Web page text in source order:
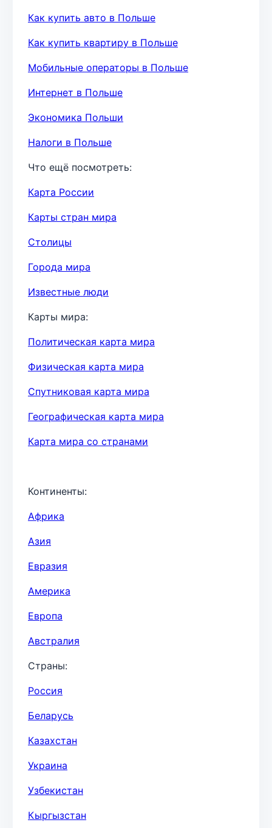
Как купить авто в Польше
Как купить квартиру в Польше
Мобильные операторы в Польше
Интернет в Польше
Экономика Польши
Налоги в Польше
Что ещё посмотреть:
Карта России
Карты стран мира
Столицы
Города мира
Известные люди
Карты мира:
Политическая карта мира
Физическая карта мира
Спутниковая карта мира
Географическая карта мира
Карта мира со странами
Континенты:
Африка
Азия
Евразия
Америка
Европа
Австралия
Страны:
Россия
Беларусь
Казахстан
Украина
Узбекистан
Кыргызстан